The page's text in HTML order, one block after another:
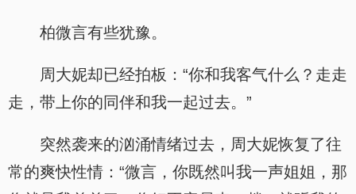
柏微言有些犹豫。
周大妮却已经拍板：“你和我客气什么？走走
走，带上你的同伴和我一起过去。”
突然袭来的汹涌情绪过去，周大妮恢复了往
常的爽快性情：“微言，你既然叫我一声姐姐，那